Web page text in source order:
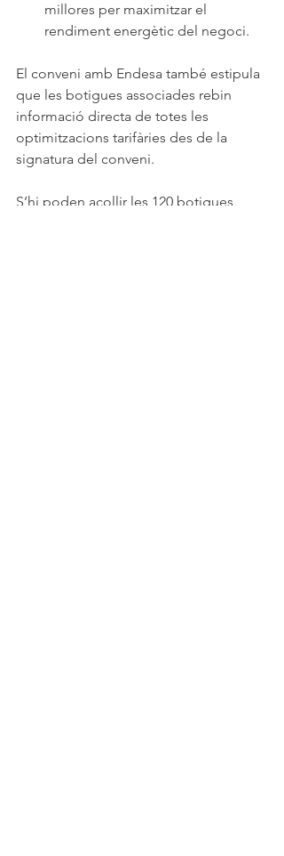
millores per maximitzar el
rendiment energètic del negoci.
El conveni amb Endesa també estipula
que les botigues associades rebin
informació directa de totes les
optimitzacions tarifàries des de la
signatura del conveni.
S’hi poden acollir les 120 botigues